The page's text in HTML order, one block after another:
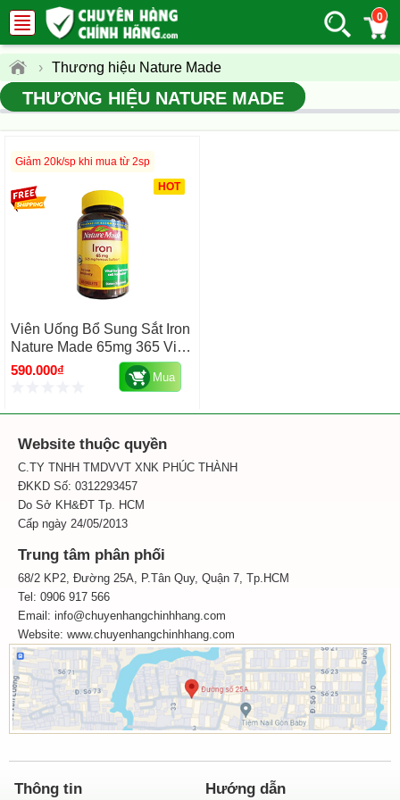
0
› Thương hiệu Nature Made
THƯƠNG HIỆU NATURE MADE
HOT
Giảm 20k/sp khi mua từ 2sp
Viên Uống Bổ Sung Sắt Iron
Nature Made 65mg 365 Viên
Của Mỹ
590.000₫ Mua
Website thuộc quyền
C.TY TNHH TMDVVT XNK PHÚC THÀNH
ĐKKD Số: 0312293457
Do Sở KH&ĐT Tp. HCM
Cấp ngày 24/05/2013
Trung tâm phân phối
68/2 KP2, Đường 25A, P.Tân Quy, Quận 7, Tp.HCM
Tel: 0906 917 566
Email: info@chuyenhangchinhhang.com
Website: www.chuyenhangchinhhang.com
Thông tin Hướng dẫn